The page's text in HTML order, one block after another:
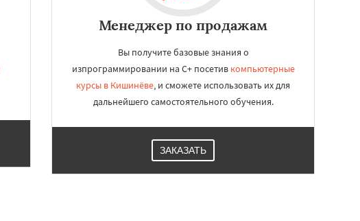
Менеджер по продажам
Вы получите базовые знания о
изпрограммировании на C+ посетив компьютерные
курсы в Кишинёве, и сможете использовать их для
дальнейшего самостоятельного обучения.
ЗАКАЗАТЬ